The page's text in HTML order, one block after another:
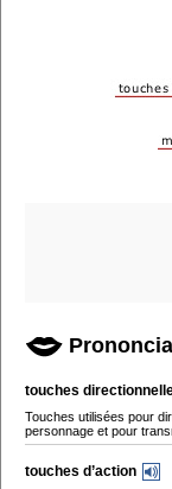
touches
Touches utilisées pour
personnage et pour
touches d’action